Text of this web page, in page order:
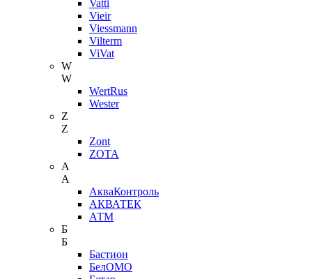
Vatti
Vieir
Viessmann
Vilterm
ViVat
W
W
WertRus
Wester
Z
Z
Zont
ZOTA
А
А
АкваКонтроль
АКВАТЕК
АТМ
Б
Б
Бастион
БелОМО